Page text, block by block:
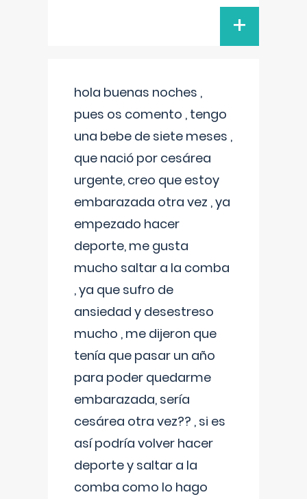
+
hola buenas noches ,
pues os comento , tengo
una bebe de siete meses ,
que nació por cesárea
urgente, creo que estoy
embarazada otra vez , ya
empezado hacer
deporte, me gusta
mucho saltar a la comba
, ya que sufro de
ansiedad y desestreso
mucho , me dijeron que
tenía que pasar un año
para poder quedarme
embarazada, sería
cesárea otra vez?? , si es
así podría volver hacer
deporte y saltar a la
comba como lo hago